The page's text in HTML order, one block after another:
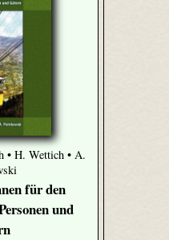
• H. Wettich • A.
für den
und